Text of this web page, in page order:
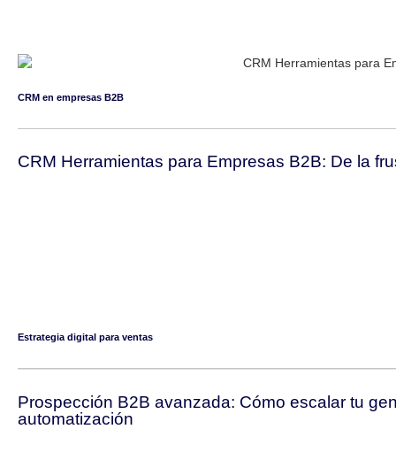
CRM en empresas B2B
CRM Herramientas para Empresas B2B: De la
Estrategia digital para ventas
Prospección B2B avanzada: Cómo escalar tu
automatización